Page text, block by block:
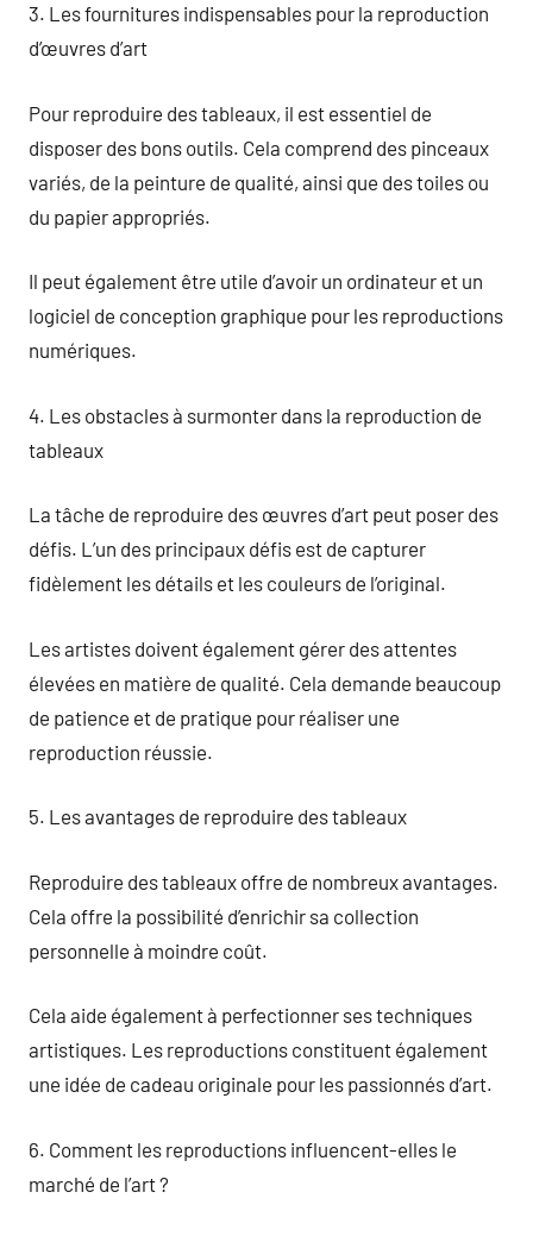
3. Les fournitures indispensables pour la reproduction
d’œuvres d’art
Pour reproduire des tableaux, il est essentiel de
disposer des bons outils. Cela comprend des pinceaux
variés, de la peinture de qualité, ainsi que des toiles ou
du papier appropriés.
Il peut également être utile d’avoir un ordinateur et un
logiciel de conception graphique pour les reproductions
numériques.
4. Les obstacles à surmonter dans la reproduction de
tableaux
La tâche de reproduire des œuvres d’art peut poser des
défis. L’un des principaux défis est de capturer
fidèlement les détails et les couleurs de l’original.
Les artistes doivent également gérer des attentes
élevées en matière de qualité. Cela demande beaucoup
de patience et de pratique pour réaliser une
reproduction réussie.
5. Les avantages de reproduire des tableaux
Reproduire des tableaux offre de nombreux avantages.
Cela offre la possibilité d’enrichir sa collection
personnelle à moindre coût.
Cela aide également à perfectionner ses techniques
artistiques. Les reproductions constituent également
une idée de cadeau originale pour les passionnés d’art.
6. Comment les reproductions influencent-elles le
marché de l’art ?